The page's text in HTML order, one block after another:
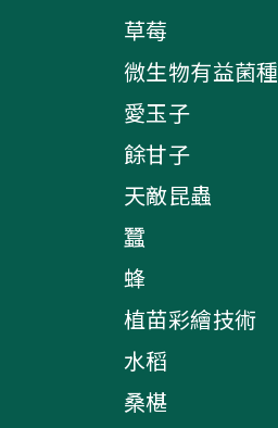
草莓
微生物有益菌種
愛玉子
餘甘子
天敵昆蟲
蠶
蜂
植苗彩繪技術
水稻
桑椹